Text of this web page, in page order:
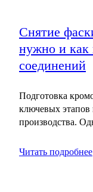
Снятие
нужно и как
соединений
Подготовка
ключевых этапов
производства.
Читать подробнее